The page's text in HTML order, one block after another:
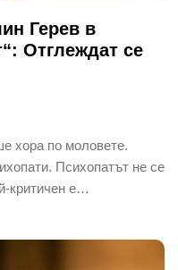
Герев в
Отглеждат се
хора по моловете.
Психопатът не се
критичен е…